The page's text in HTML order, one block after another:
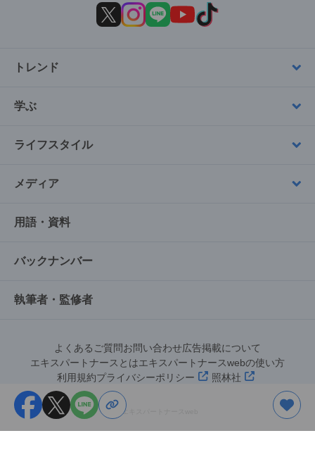
トレンド
学ぶ
ライフスタイル
メディア
用語・資料
バックナンバー
執筆者・監修者
よくあるご質問お問い合わせ広告掲載について
エキスパートナースとはエキスパートナースwebの使い方
利用規約プライバシーポリシー 照林社
©︎エキスパートナースweb